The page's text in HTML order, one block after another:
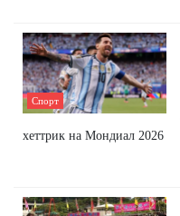
Спорт
хеттрик на Мондиал 2026